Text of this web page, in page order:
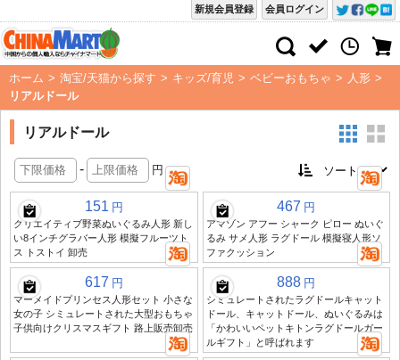
会員ログイン
新規会員登録
ホーム > 淘宝/天猫から探す > キッズ/育児 > ベビーおもちゃ > 人形 >
リアルドール
リアルドール
- 円
151 円
クリエイティブ野菜ぬいぐるみ人形 新し
い8インチグラバー人形 模擬フルーツト
ス トストイ 卸売
467 円
アマゾン アフー シャーク ピロー ぬいぐ
るみ サメ人形 ラグドール 模擬寝人形ソ
ファクッション
617 円
マーメイドプリンセス人形セット 小さな
女の子 シミュレートされた大型おもちゃ
子供向けクリスマスギフト 路上販売卸売
888 円
シミュレートされたラグドールキャット
ドール、キャットドール、ぬいぐるみは
「かわいいペットキトンラグドールガー
ルギフト」と呼ばれます